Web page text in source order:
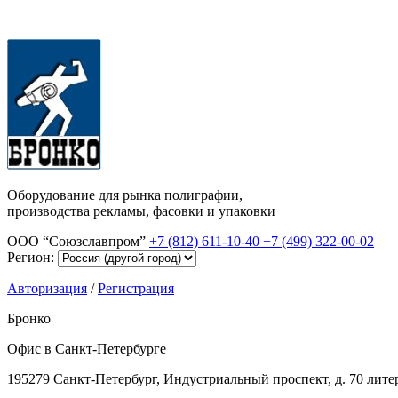
Оборудование для рынка полиграфии,
производства рекламы, фасовки и упаковки
ООО “Союзславпром” +7 (812) 611-10-40 +7 (499) 322-00-02
Регион:
Авторизация /Регистрация
Бронко
Офис в Санкт-Петербурге
195279 Санкт-Петербург, Индустриальный проспект, д. 70